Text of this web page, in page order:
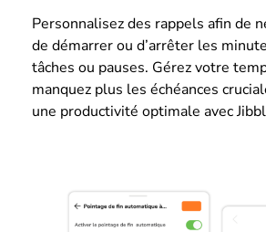
Personnalisez des rappels afin de
de démarrer ou d’arrêter les
tâches ou pauses. Gérez votre
manquez plus les échéances
une productivité optimale avec